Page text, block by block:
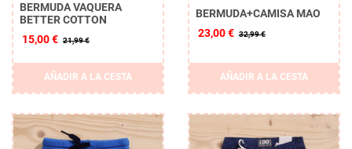
BERMUDA VAQUERA
BETTER COTTON
15,00 € 21,99 €
AÑADIR A LA CESTA
BERMUDA+CAMISA MAO
23,00 € 32,99 €
AÑADIR A LA CESTA